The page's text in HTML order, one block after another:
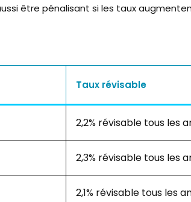
être pénalisant si les taux
Taux révisable
2,2% révisable tous les
2,3% révisable tous les
2,1% révisable tous les